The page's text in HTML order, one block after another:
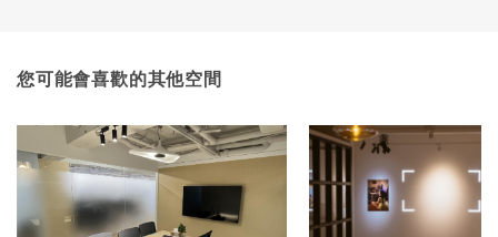
您可能會喜歡的其他空間